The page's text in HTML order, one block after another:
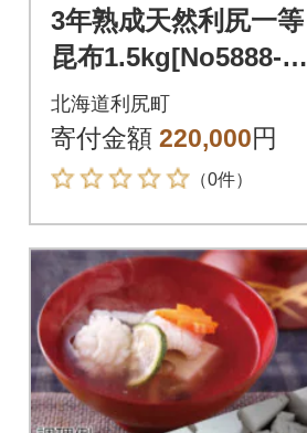
3年熟成天然利尻一等
昆布1.5kg[No5888-05
76]
北海道利尻町
寄付金額 220,000円
（0件）